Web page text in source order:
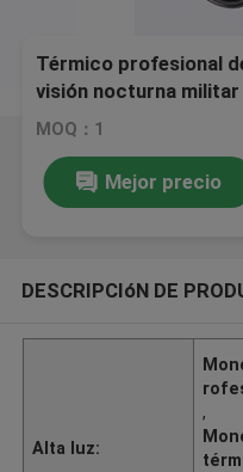
Térmico profesional
visión nocturna
seguridad nocturna
MOQ：1
Mejor precio
DESCRIPCIóN DE
Alta luz:
,